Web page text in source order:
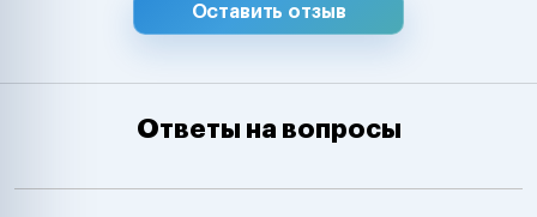
Оставить отзыв
Ответы на вопросы